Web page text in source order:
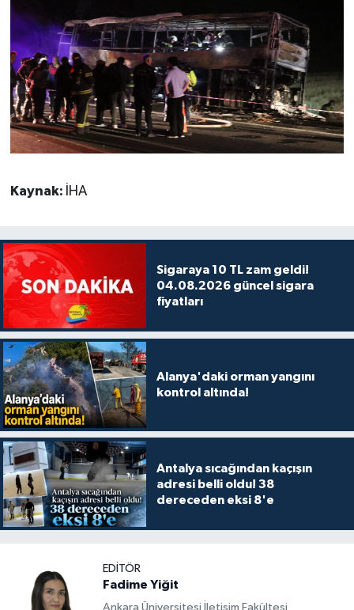
Kaynak: İHA
Sigaraya 10 TL zam geldi!
04.08.2026 güncel sigara
fiyatları
Alanya'daki orman yangını
kontrol altında!
Antalya sıcağından kaçışın
adresi belli oldu! 38
dereceden eksi 8'e
EDITÖR
Fadime Yiğit
Ankara Üniversitesi İletişim Fakültesi